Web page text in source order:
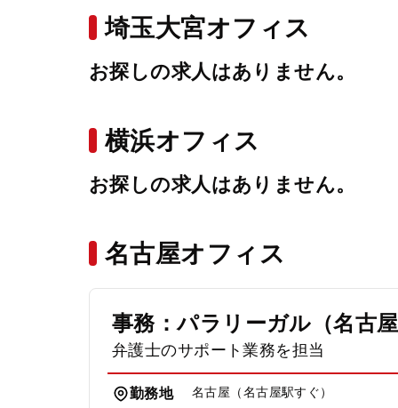
埼玉大宮オフィス
お探しの求人はありません。
横浜オフィス
お探しの求人はありません。
名古屋オフィス
事務：パラリーガル（名古
弁護士のサポート業務を担当
勤務地 名古屋（名古屋駅すぐ）